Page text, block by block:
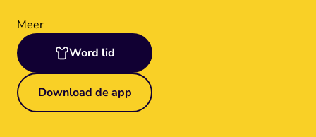
Meer
Word lid
Download de app